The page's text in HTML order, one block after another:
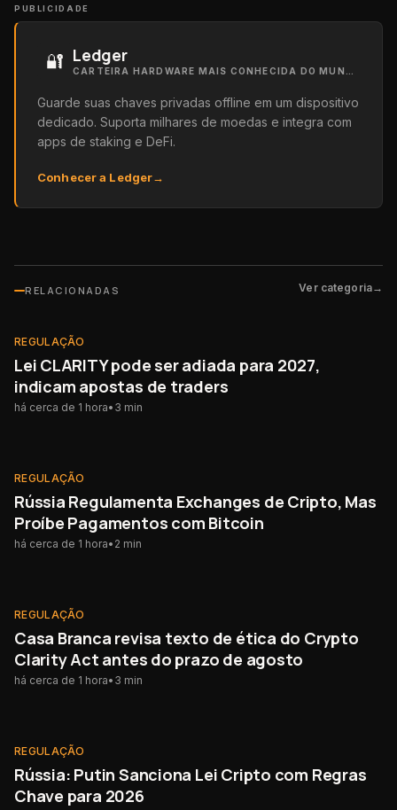
PUBLICIDADE
🔐 Ledger
Guarde suas chaves privadas offline em um dispositivo
dedicado. Suporta milhares de moedas e integra com
apps de staking e DeFi.
Conhecer a Ledger→
RELACIONADAS Ver categoria→
REGULAÇÃO
REGULAÇÃO
Lei CLARITY pode ser adiada para 2027,
indicam apostas de traders
há cerca de 1 hora• 3 min
REGULAÇÃO
REGULAÇÃO
Rússia Regulamenta Exchanges de Cripto, Mas
Proíbe Pagamentos com Bitcoin
há cerca de 1 hora• 2 min
REGULAÇÃO
REGULAÇÃO
Casa Branca revisa texto de ética do Crypto
Clarity Act antes do prazo de agosto
há cerca de 1 hora• 3 min
REGULAÇÃO
REGULAÇÃO
Rússia: Putin Sanciona Lei Cripto com Regras
Chave para 2026